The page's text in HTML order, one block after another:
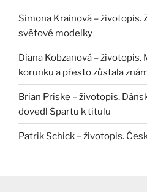
Simona Krainová – životopis.
světové modelky
Diana Kobzanová – životopis.
korunku a přesto zůstala
Brian Priske – životopis.
dovedl Spartu k titulu
Patrik Schick – životopis.